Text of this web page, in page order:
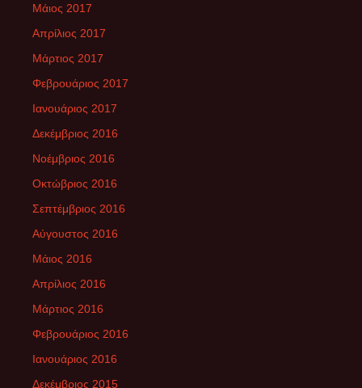
Μάιος 2017
Απρίλιος 2017
Μάρτιος 2017
Φεβρουάριος 2017
Ιανουάριος 2017
Δεκέμβριος 2016
Νοέμβριος 2016
Οκτώβριος 2016
Σεπτέμβριος 2016
Αύγουστος 2016
Μάιος 2016
Απρίλιος 2016
Μάρτιος 2016
Φεβρουάριος 2016
Ιανουάριος 2016
Δεκέμβριος 2015